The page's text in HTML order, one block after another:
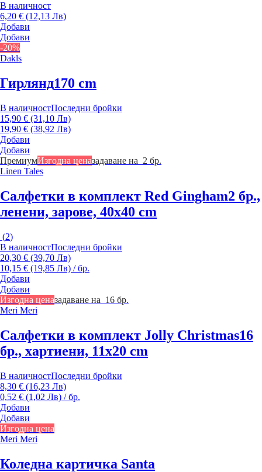
В наличност
6,20 € (12,13 Лв)
Добави
Добави
-20%
Dakls
Гирлянд170 cm
В наличностПоследни бройки
15,90 € (31,10 Лв)
19,90 € (38,92 Лв)
Добави
Добави
ПремиумИзгодна ценазадаване на 2 бр.
Linen Tales
Салфетки в комплект Red Gingham2 бр.,
ленени, зарове, 40x40 cm
(2)
В наличностПоследни бройки
20,30 € (39,70 Лв)
10,15 € (19,85 Лв) / бр.
Добави
Добави
Изгодна ценазадаване на 16 бр.
Meri Meri
Салфетки в комплект Jolly Christmas16
бр., хартиени, 11x20 cm
В наличностПоследни бройки
8,30 € (16,23 Лв)
0,52 € (1,02 Лв) / бр.
Добави
Добави
Изгодна цена
Meri Meri
Коледна картичка Santa